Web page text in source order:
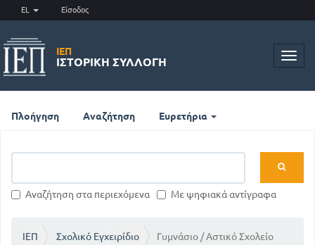
EL Είσοδος
ΙΕΠ
ΙΣΤΟΡΙΚΉ ΣΥΛΛΟΓΉ
Πλοήγηση Αναζήτηση Ευρετήρια
Αναζήτηση στα περιεχόμενα Με ψηφιακά αντίγραφα
ΙΕΠ Σχολικό Εγχειρίδιο Γυμνάσιο / Αστικό Σχολείο